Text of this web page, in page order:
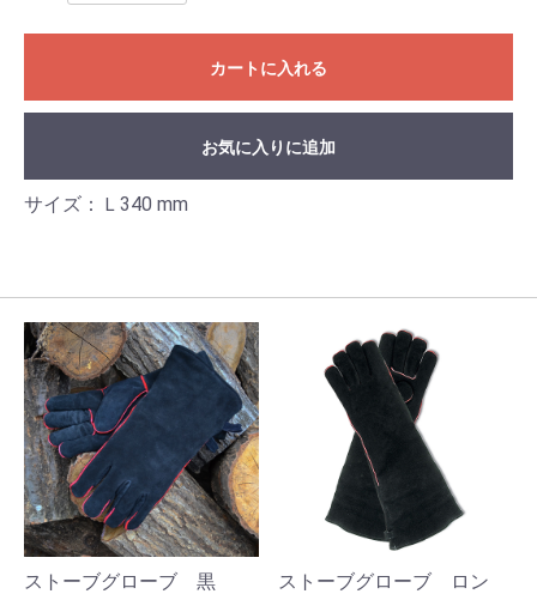
カートに入れる
お気に入りに追加
サイズ：Ｌ340 mm
ストーブグローブ 黒
ストーブグローブ ロン